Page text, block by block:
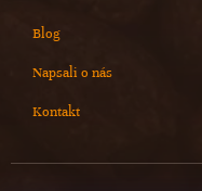
Blog
Napsali o nás
Kontakt